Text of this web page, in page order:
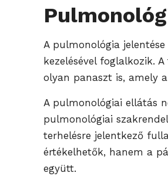
A pulmonológia
kezelésével foglalkozik.
olyan panaszt is, amely
A pulmonológiai ellátás
pulmonológiai
terhelésre jelentkező
értékelhetők, hanem a
együtt.